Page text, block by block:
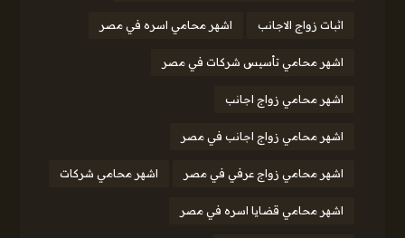
اثبات زواج الاجانب اشهر محامي اسره في مصر
اشهر محامي تأسيس شركات في مصر
اشهر محامي زواج اجانب
اشهر محامي زواج اجانب في مصر
اشهر محامي زواج عرفي في مصر اشهر محامي شركات
اشهر محامي قضايا اسره في مصر